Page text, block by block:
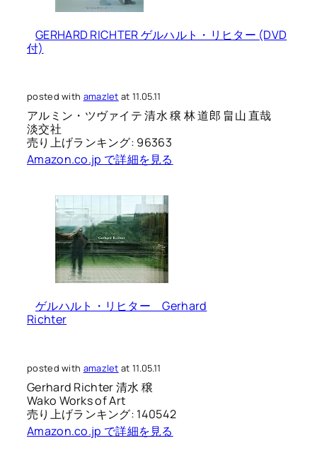
GERHARD RICHTER ゲルハルト・リヒター (DVD
付)
posted with amazlet at 11.05.11
アルミン・ツヴァイテ 清水 穣 林 道郎 畠山 直哉
淡交社
売り上げランキング: 96363
Amazon.co.jp で詳細を見る
ゲルハルト・リヒター Gerhard
Richter
posted with amazlet at 11.05.11
Gerhard Richter 清水 穣
Wako Works of Art
売り上げランキング: 140542
Amazon.co.jp で詳細を見る